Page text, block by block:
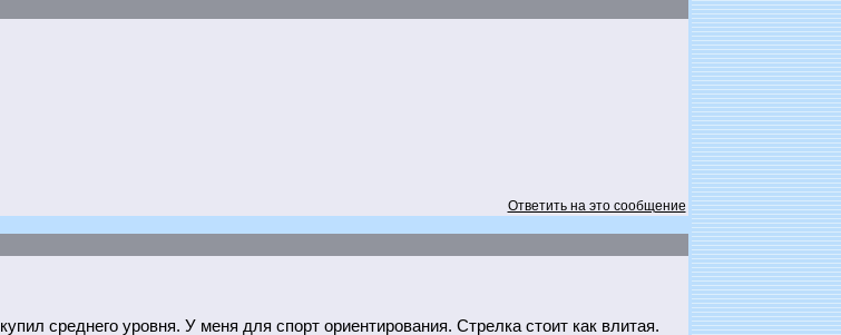
Ответить на это сообщение
среднего уровня. У меня для спорт ориентирования. Стрелка стоит как влитая.